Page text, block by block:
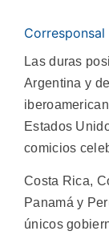
Corresponsal
Las duras
Argentina y
Estados
comicios
Costa Rica,
Panamá y
únicos